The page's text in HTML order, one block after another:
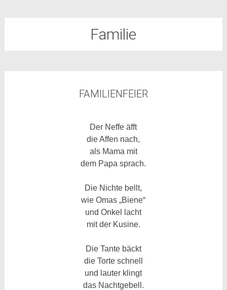
Familie
FAMILIENFEIER
Der Neffe äfft
die Affen nach,
als Mama mit
dem Papa sprach.
Die Nichte bellt,
wie Omas „Biene“
und Onkel lacht
mit der Kusine.
Die Tante bäckt
die Torte schnell
und lauter klingt
das Nachtgebell.